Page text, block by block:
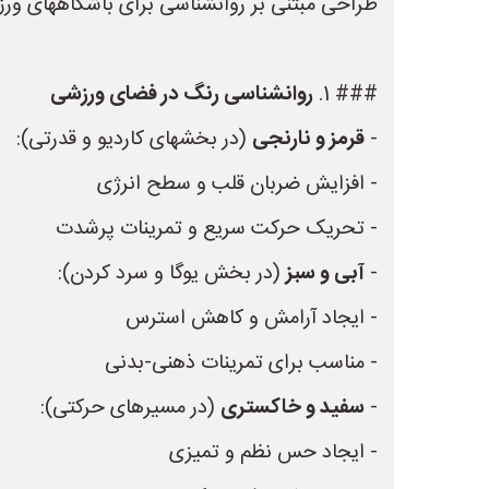
### 1.
روانشناسی رنگ در فضای ورزشی
- قرمز و نارنجی (در بخشهای کاردیو و قدرتی):
- افزایش ضربان قلب و سطح انرژی
- تحریک حرکت سریع و تمرینات پرشدت
- آبی و سبز(در بخش یوگا و سرد کردن):
- ایجاد آرامش و کاهش استرس
- مناسب برای تمرینات ذهنی-بدنی
- سفید و خاکستری (در مسیرهای حرکتی):
- ایجاد حس نظم و تمیزی